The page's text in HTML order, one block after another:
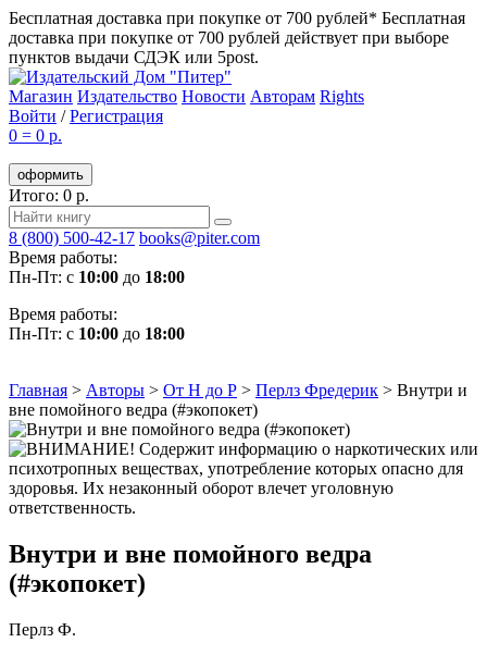
Бесплатная доставка при покупке от 700 рублей* Бесплатная
доставка при покупке от 700 рублей действует при выборе
пунктов выдачи СДЭК или 5post.
Магазин Издательство Новости Авторам Rights
Войти /Регистрация
0 = 0 р.
оформить
Итого: 0 р.
8 (800) 500-42-17 books@piter.com
Время работы:
Пн-Пт: с 10:00 до 18:00
Время работы:
Пн-Пт: с 10:00 до 18:00
Главная > Авторы > От Н до Р > Перлз Фредерик > Внутри и
вне помойного ведра (#экопокет)
Внутри и вне помойного ведра
(#экопокет)
Перлз Ф.